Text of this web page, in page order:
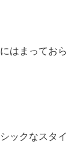
はまっておら
ックなスタイ